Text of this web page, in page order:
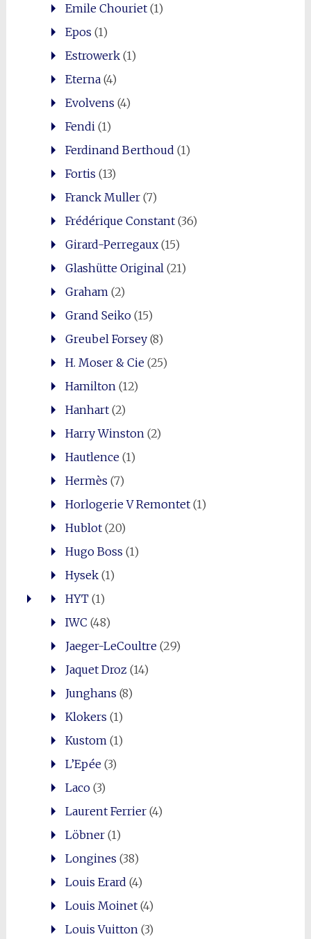
Emile Chouriet(1)
Epos (1)
Estrowerk(1)
Eterna(4)
Evolvens (4)
Fendi (1)
Ferdinand Berthoud (1)
Fortis (13)
Franck Muller(7)
Frédérique Constant(36)
Girard-Perregaux(15)
Glashütte Original (21)
Graham (2)
Grand Seiko(15)
Greubel Forsey(8)
H. Moser & Cie(25)
Hamilton (12)
Hanhart(2)
Harry Winston (2)
Hautlence(1)
Hermès (7)
Horlogerie V Remontet(1)
Hublot(20)
Hugo Boss (1)
Hysek(1)
HYT(1)
IWC (48)
Jaeger-LeCoultre(29)
Jaquet Droz (14)
Junghans (8)
Klokers (1)
Kustom (1)
L’Epée(3)
Laco(3)
Laurent Ferrier(4)
Löbner(1)
Longines (38)
Louis Erard (4)
Louis Moinet(4)
Louis Vuitton (3)